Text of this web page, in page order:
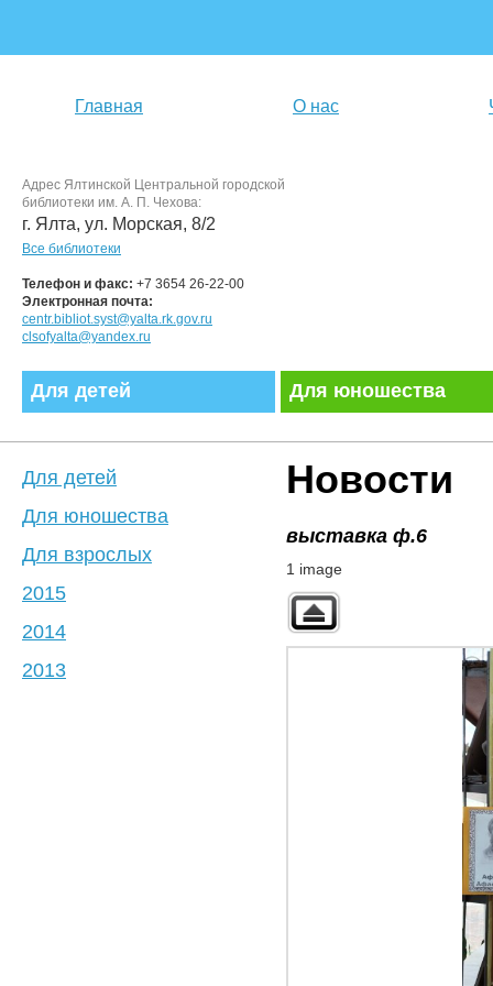
Главная О нас
Адрес Ялтинской Центральной городской
библиотеки им. А. П. Чехова:
г. Ялта, ул. Морская, 8/2
Все библиотеки
Телефон и факс: +7 3654 26-22-00
Электронная почта:
centr.bibliot.syst@yalta.rk.gov.ru
clsofyalta@yandex.ru
Для детей Для юношества
Новости
выставка ф.6
1 image
Для детей
Для юношества
Для взрослых
2015
2014
2013